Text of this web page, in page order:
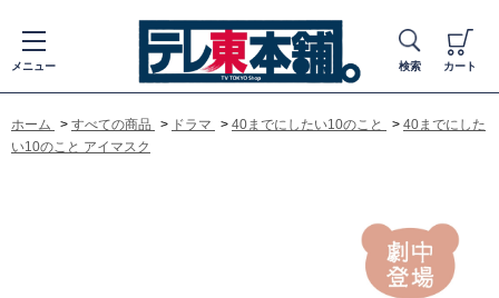
メニュー 検索 カート
ホーム > すべての商品 > ドラマ > 40までにしたい10のこと > 40までにした
い10のこと アイマスク